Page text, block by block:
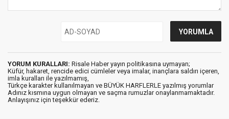
YORUM KURALLARI: Risale Haber yayın politikasına uymayan;
Küfür, hakaret, rencide edici cümleler veya imalar, inançlara saldırı içeren,
imla kuralları ile yazılmamış,
Türkçe karakter kullanılmayan ve BÜYÜK HARFLERLE yazılmış yorumlar
Adınız kısmına uygun olmayan ve saçma rumuzlar onaylanmamaktadır.
Anlayışınız için teşekkür ederiz.